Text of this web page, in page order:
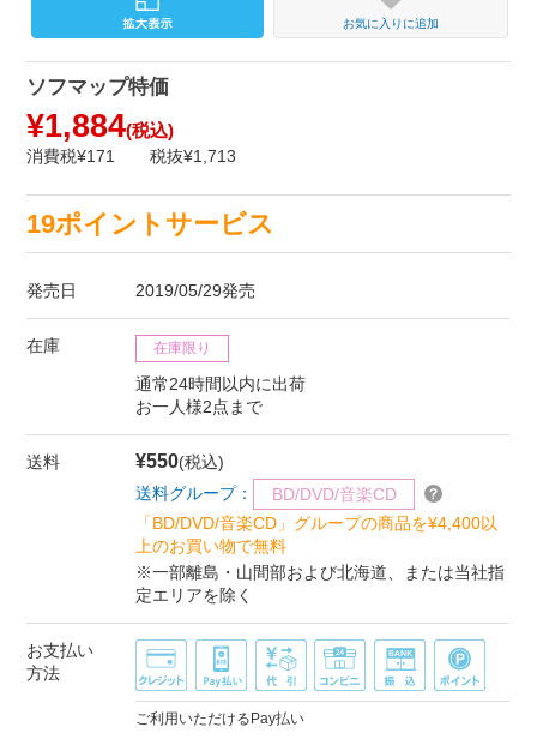
お気に入りに追加
ソフマップ特価
¥1,884(税込)
消費税¥171 税抜¥1,713
19ポイントサービス
発売日 2019/05/29発売
在庫 在庫限り
通常24時間以内に出荷
お一人様2点まで
送料 ¥550(税込)
送料グループ：
BD/DVD/音楽CD
「BD/DVD/音楽CD」グループの商品を¥4,400以
上のお買い物で無料
※一部離島・山間部および北海道、または当社指
定エリアを除く
お支払い
方法
ご利用いただけるPay払い